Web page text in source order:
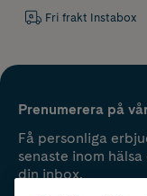
Fri frakt Instabox
Prenumerera på
Få personliga
senaste inom
din inbox.